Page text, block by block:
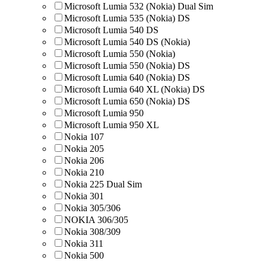
Microsoft Lumia 532 (Nokia) Dual Sim
Microsoft Lumia 535 (Nokia) DS
Microsoft Lumia 540 DS
Microsoft Lumia 540 DS (Nokia)
Microsoft Lumia 550 (Nokia)
Microsoft Lumia 550 (Nokia) DS
Microsoft Lumia 640 (Nokia) DS
Microsoft Lumia 640 XL (Nokia) DS
Microsoft Lumia 650 (Nokia) DS
Microsoft Lumia 950
Microsoft Lumia 950 XL
Nokia 107
Nokia 205
Nokia 206
Nokia 210
Nokia 225 Dual Sim
Nokia 301
Nokia 305/306
NOKIA 306/305
Nokia 308/309
Nokia 311
Nokia 500